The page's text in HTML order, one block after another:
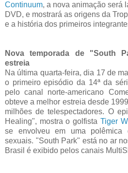
Continuum, a nova animação será
DVD, e mostrará as origens da
e a história dos primeiros
Nova temporada de "South
estreia
Na última quarta-feira, dia 17 de
o primeiro episódio da 14ª da
pelo canal norte-americano
obteve a melhor estreia desde
milhões de telespectadores. O
Healing", mostra o golfista Tiger
se envolveu em uma polêmica
sexuais. "South Park" está no ar
Brasil é exibido pelos canais